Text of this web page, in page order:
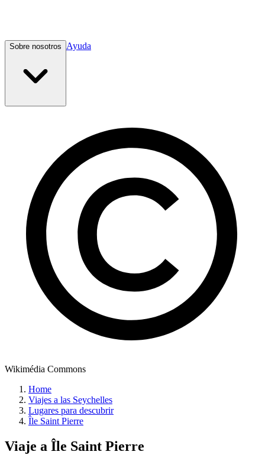
Sobre nosotros Ayuda
Wikimédia Commons
Home
Viajes a las Seychelles
Lugares para descubrir
Île Saint Pierre
Viaje a Île Saint Pierre